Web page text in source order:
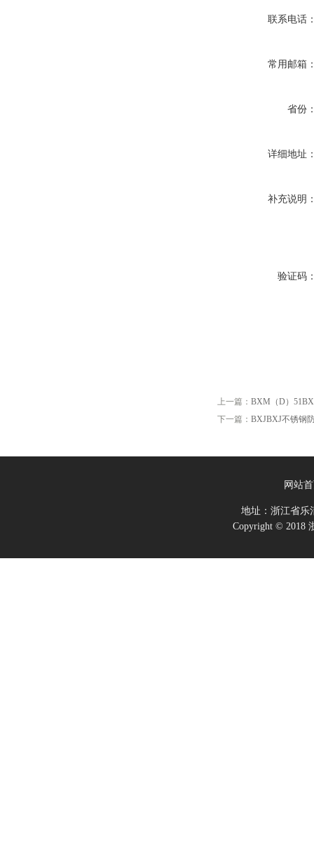
联系电话
常用邮箱
省份
详细地址
补充说明
验证码
上一篇： BXM（D）
下一篇： BXJBXJ不锈钢
网站
地址：浙江省
Copyright © 2018